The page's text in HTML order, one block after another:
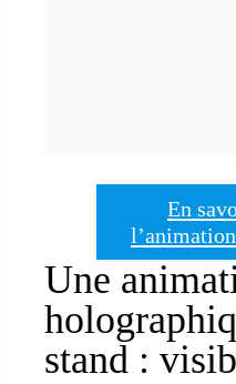
En
Une
stand :